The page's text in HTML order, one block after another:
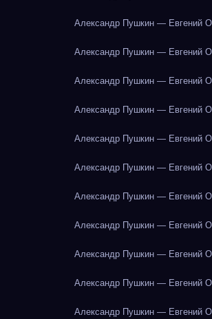
Александр Пушкин — Евгений
Александр Пушкин — Евгений
Александр Пушкин — Евгений
Александр Пушкин — Евгений
Александр Пушкин — Евгений
Александр Пушкин — Евгений
Александр Пушкин — Евгений
Александр Пушкин — Евгений
Александр Пушкин — Евгений
Александр Пушкин — Евгений
Александр Пушкин — Евгений